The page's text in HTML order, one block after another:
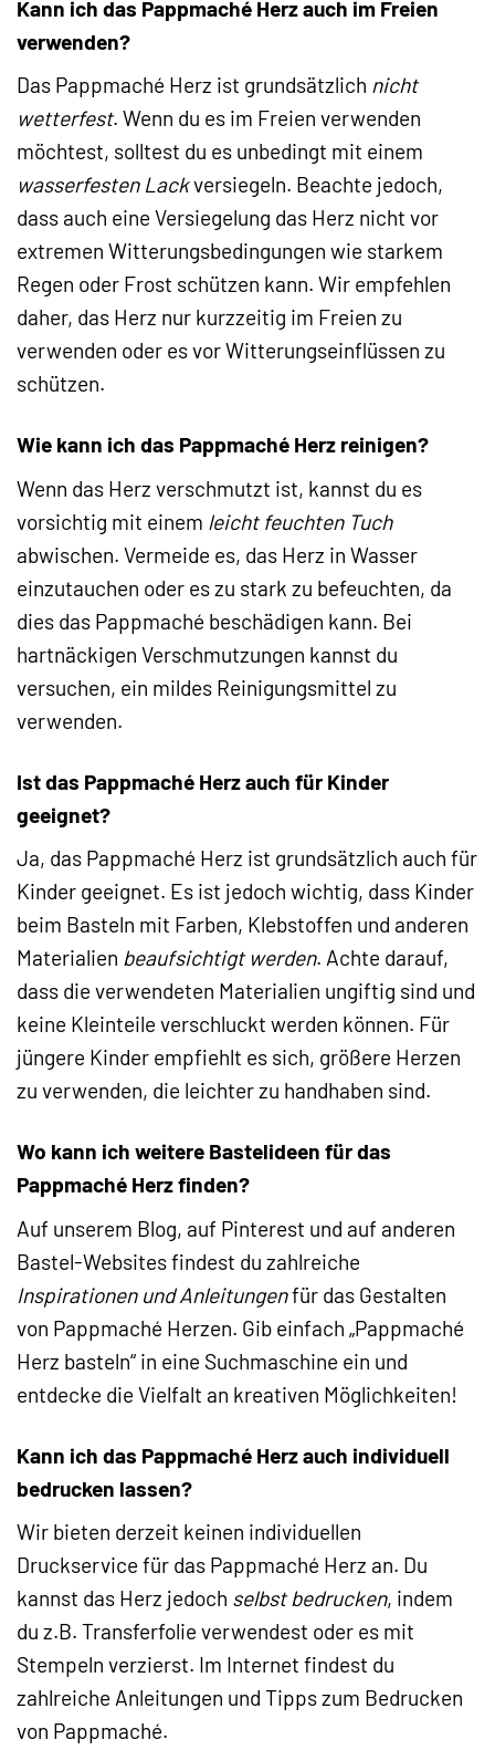
Kann ich das Pappmaché Herz auch im Freien
verwenden?
Das Pappmaché Herz ist grundsätzlich nicht
wetterfest. Wenn du es im Freien verwenden
möchtest, solltest du es unbedingt mit einem
wasserfesten Lackversiegeln. Beachte jedoch,
dass auch eine Versiegelung das Herz nicht vor
extremen Witterungsbedingungen wie starkem
Regen oder Frost schützen kann. Wir empfehlen
daher, das Herz nur kurzzeitig im Freien zu
verwenden oder es vor Witterungseinflüssen zu
schützen.
Wie kann ich das Pappmaché Herz reinigen?
Wenn das Herz verschmutzt ist, kannst du es
vorsichtig mit einem leicht feuchten Tuch
abwischen. Vermeide es, das Herz in Wasser
einzutauchen oder es zu stark zu befeuchten, da
dies das Pappmaché beschädigen kann. Bei
hartnäckigen Verschmutzungen kannst du
versuchen, ein mildes Reinigungsmittel zu
verwenden.
Ist das Pappmaché Herz auch für Kinder
geeignet?
Ja, das Pappmaché Herz ist grundsätzlich auch für
Kinder geeignet. Es ist jedoch wichtig, dass Kinder
beim Basteln mit Farben, Klebstoffen und anderen
Materialien beaufsichtigt werden. Achte darauf,
dass die verwendeten Materialien ungiftig sind und
keine Kleinteile verschluckt werden können. Für
jüngere Kinder empfiehlt es sich, größere Herzen
zu verwenden, die leichter zu handhaben sind.
Wo kann ich weitere Bastelideen für das
Pappmaché Herz finden?
Auf unserem Blog, auf Pinterest und auf anderen
Bastel-Websites findest du zahlreiche
Inspirationen und Anleitungenfür das Gestalten
von Pappmaché Herzen. Gib einfach „Pappmaché
Herz basteln“ in eine Suchmaschine ein und
entdecke die Vielfalt an kreativen Möglichkeiten!
Kann ich das Pappmaché Herz auch individuell
bedrucken lassen?
Wir bieten derzeit keinen individuellen
Druckservice für das Pappmaché Herz an. Du
kannst das Herz jedoch selbst bedrucken, indem
du z.B. Transferfolie verwendest oder es mit
Stempeln verzierst. Im Internet findest du
zahlreiche Anleitungen und Tipps zum Bedrucken
von Pappmaché.